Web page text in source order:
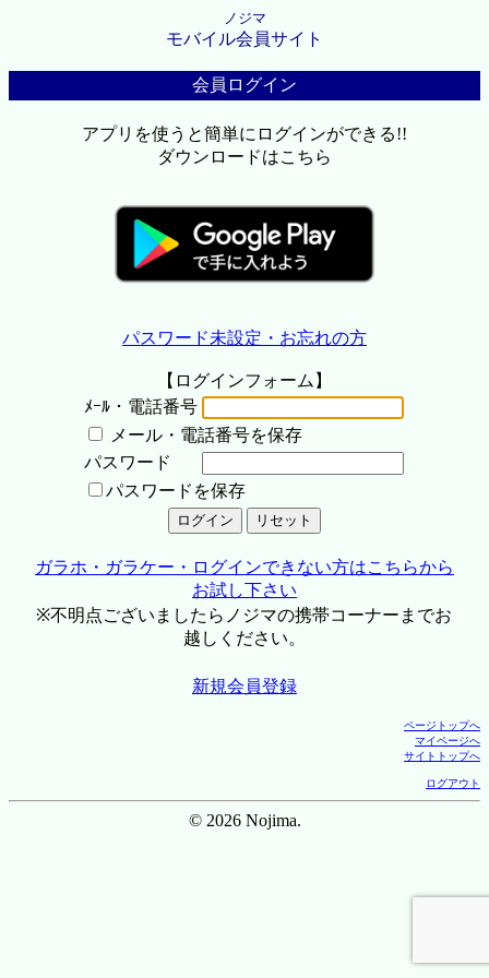
ノジマ
モバイル会員サイト
会員ログイン
アプリを使うと簡単にログインができる!!
ダウンロードはこちら
パスワード未設定・お忘れの方
【ログインフォーム】
ﾒｰﾙ・電話番号
メール・電話番号を保存
パスワード
パスワードを保存
ガラホ・ガラケー・ログインできない方はこちらから
お試し下さい
※不明点ございましたらノジマの携帯コーナーまでお
越しください。
新規会員登録
ページトップへ
マイページへ
サイトトップへ
ログアウト
© 2026 Nojima.